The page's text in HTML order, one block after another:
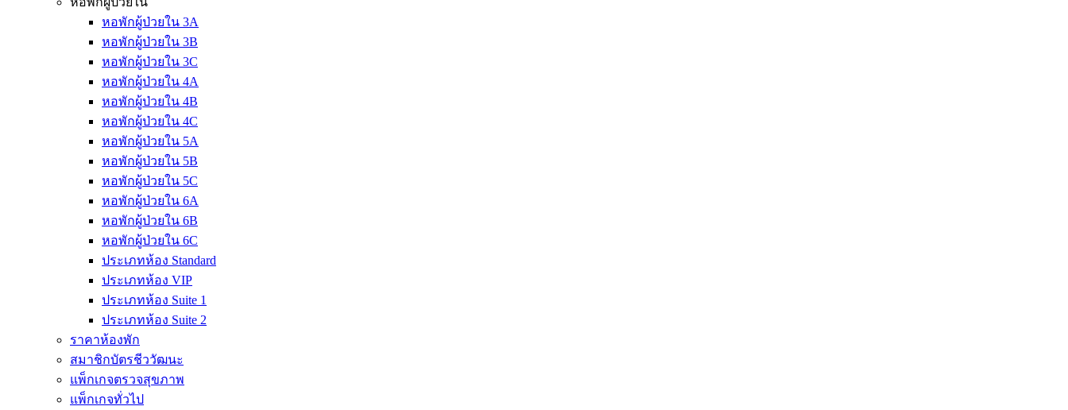
หอพักผู้ป่วยใน 3A
หอพักผู้ป่วยใน 3B
หอพักผู้ป่วยใน 3C
หอพักผู้ป่วยใน 4A
หอพักผู้ป่วยใน 4B
หอพักผู้ป่วยใน 4C
หอพักผู้ป่วยใน 5A
หอพักผู้ป่วยใน 5B
หอพักผู้ป่วยใน 5C
หอพักผู้ป่วยใน 6A
หอพักผู้ป่วยใน 6B
หอพักผู้ป่วยใน 6C
ประเภทห้อง Standard
ประเภทห้อง VIP
ประเภทห้อง Suite 1
ประเภทห้อง Suite 2
ราคาห้องพัก
สมาชิกบัตรชีววัฒนะ
แพ็กเกจตรวจสุขภาพ
แพ็กเกจทั่วไป